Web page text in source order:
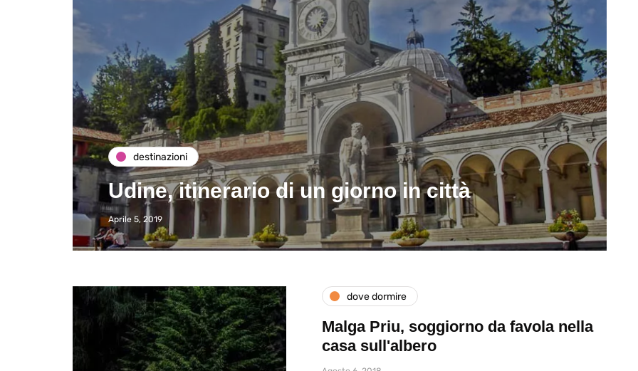
destinazioni
Udine, itinerario di un giorno in città
Aprile 5, 2019
dove dormire
Malga Priu, soggiorno da favola nella
casa sull'albero